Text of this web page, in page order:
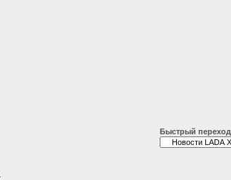
Быстрый переход